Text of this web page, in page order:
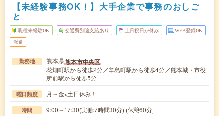
【未経験事務OK！】大手企業で事務のおしご
と
職種未経験OK 交通費別途支給あり 土日祝日が休み WEB登録OK
派遣
勤務地 熊本県熊本市中央区
花畑町駅から徒歩2分／辛島町駅から徒歩4分／熊本城・市役
所前駅から徒歩5分
曜日頻度 月～金※土日休み！
時間 9:00～17:30(実働:7時間30分) (休憩60分)